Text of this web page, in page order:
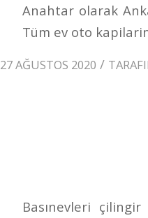
Anahtar olarak
Tüm ev oto
27 AĞUSTOS 2020 /
Basınevleri